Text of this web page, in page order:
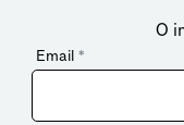
O
Email *